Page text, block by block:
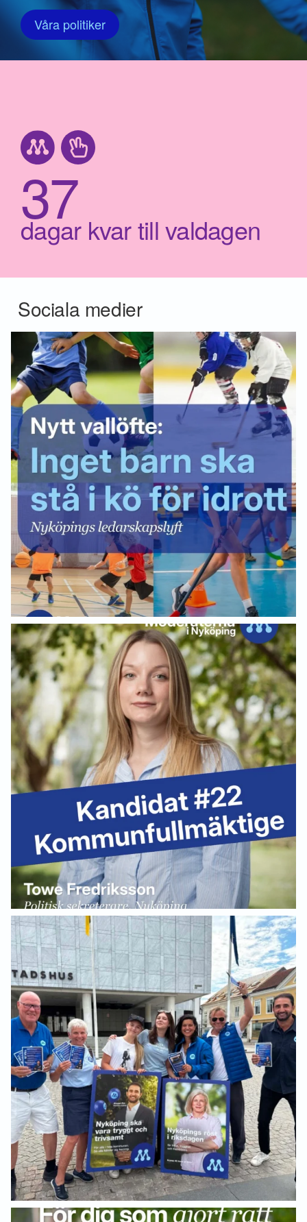
37
dagar kvar till valdagen
Våra politiker
Sociala medier